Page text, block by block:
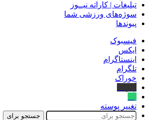
تبلیغات | کاراته نیــوز
سوژه‌های ورزشی شما
پیوندها
فیسبوک
ایکس
اینستاگرام
تلگرام
خوراک
تغییر پوسته
جستجو برای